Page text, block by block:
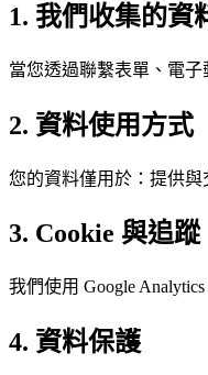
1. 我們收集的資
當您透過聯繫表單、電
2. 資料使用方式
您的資料僅用於：提供
3. Cookie 與追蹤
我們使用 Google
4. 資料保護